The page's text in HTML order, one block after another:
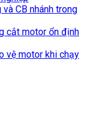
CB nhánh trong
cắt motor ổn định
vệ motor khi chạy